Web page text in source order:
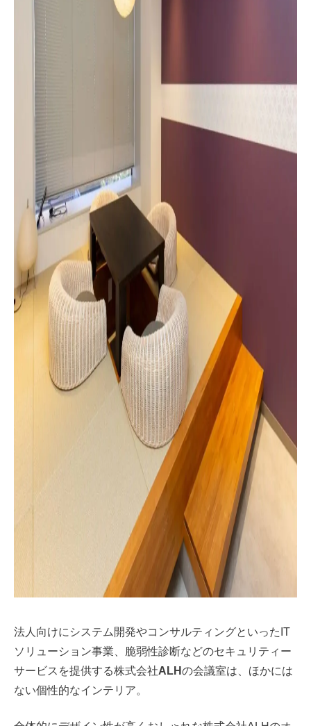
法人向けにシステム開発やコンサルティングといったIT
ソリューション事業、脆弱性診断などのセキュリティー
サービスを提供する株式会社ALHの会議室は、ほかには
ない個性的なインテリア。